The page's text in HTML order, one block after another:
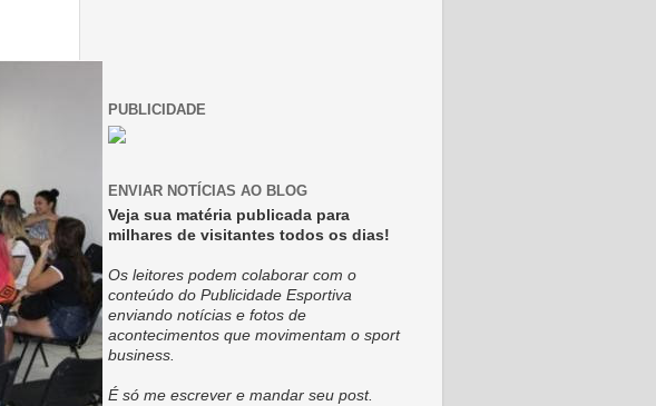
PUBLICIDADE
ENVIAR NOTÍCIAS AO BLOG
Veja sua matéria publicada para
milhares de visitantes todos os dias!
Os leitores podem colaborar com o
conteúdo do Publicidade Esportiva
enviando notícias e fotos de
acontecimentos que movimentam o sport
business.
É só me escrever e mandar seu post.